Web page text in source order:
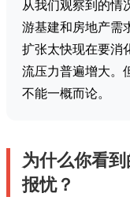
从我们观察到的情
游基建和房地产需
扩张太快现在要消
流压力普遍增大。
不能一概而论。
为什么你看
报忧？